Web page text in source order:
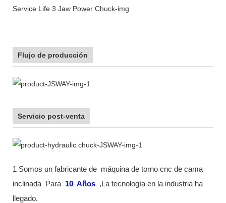
Flujo de producción
Servicio post-venta
1 Somos un fabricante de máquina de torno cnc de cama
inclinada
Para 10 Años ,La tecnología en la industria ha
llegado.